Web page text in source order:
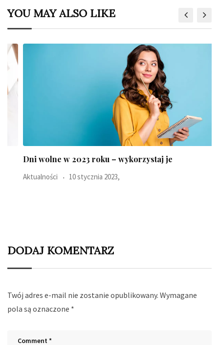
YOU MAY ALSO LIKE
Dni wolne w 2023 roku – wykorzystaj je
Aktualności 10 stycznia 2023,
DODAJ KOMENTARZ
Twój adres e-mail nie zostanie opublikowany. Wymagane
pola są oznaczone *